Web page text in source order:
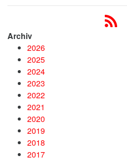
Archiv
2026
2025
2024
2023
2022
2021
2020
2019
2018
2017